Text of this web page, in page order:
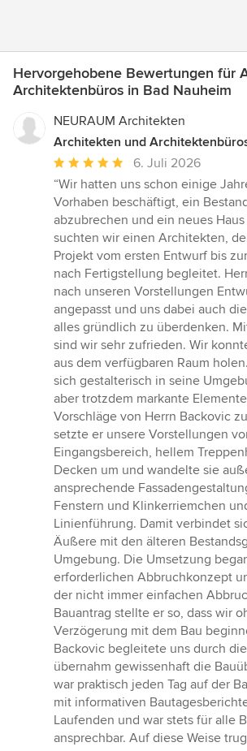
Hervorgehobene Bewertungen für
Architektenbüros in Bad Nauheim
NEURAUM Architekten
Architekten und
Durchschnittliche
Bewertung:
5
von
5
Sternen
6. Juli 2026
“Wir hatten uns schon einige
Vorhaben beschäftigt, ein
abzubrechen und ein neues
suchten wir einen Architekten,
Projekt vom ersten Entwurf bis
nach Fertigstellung begleitet.
nach unseren Vorstellungen
angepasst und uns dabei auch
alles gründlich zu überdenken.
sind wir sehr zufrieden. Wir
aus dem verfügbaren Raum
sich gestalterisch in seine
aber trotzdem markante
Vorschläge von Herrn Backovic
setzte er unsere Vorstellungen
Eingangsbereich, hellem
Decken um und wandelte sie
ansprechende
Fenstern und Klinkerriemchen
Linienführung. Damit verbindet
Äußere mit den älteren
Umgebung. Die Umsetzung
erforderlichen Abbruchkonzept
der nicht immer einfachen
Bauantrag stellte er so, dass wir
Verzögerung mit dem Bau
Backovic begleitete uns durch
übernahm gewissenhaft die
war praktisch jeden Tag auf der
mit informativen
Laufenden und war stets für alle
ansprechbar. Auf diese Weise